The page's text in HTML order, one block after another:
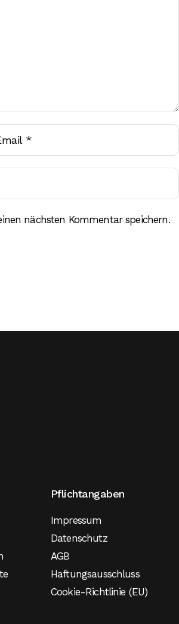
nächsten Kommentar speichern.
Pflichtangaben
Impressum
Datenschutz
AGB
Haftungsausschluss
Cookie-Richtlinie (EU)